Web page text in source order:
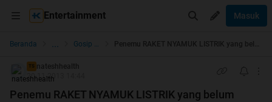
Entertainment Masuk
Beranda ... Gosip Nyok!
TS nateshhealth
20-11-2013 14:44
Penemu RAKET NYAMUK LISTRIK yang belum